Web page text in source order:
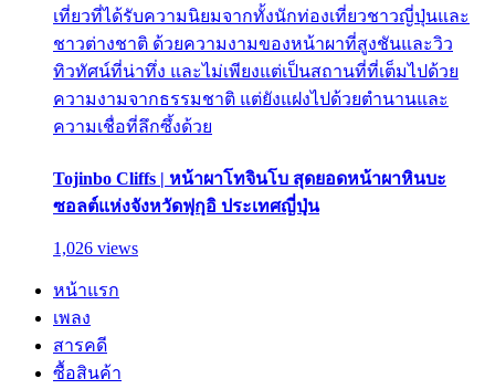
เที่ยวที่ได้รับความนิยมจากทั้งนักท่องเที่ยวชาวญี่ปุ่นและ
ชาวต่างชาติ ด้วยความงามของหน้าผาที่สูงชันและวิว
ทิวทัศน์ที่น่าทึ่ง และไม่เพียงแต่เป็นสถานที่ที่เต็มไปด้วย
ความงามจากธรรมชาติ แต่ยังแฝงไปด้วยตำนานและ
ความเชื่อที่ลึกซึ้งด้วย
Tojinbo Cliffs | หน้าผาโทจินโบ สุดยอดหน้าผาหินบะ
ซอลต์แห่งจังหวัดฟุกุอิ ประเทศญี่ปุ่น
1,026 views
หน้าแรก
เพลง
สารคดี
ซื้อสินค้า